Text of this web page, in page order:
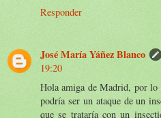
Responder
José María Yáñez Blanco
19:20
Hola amiga de Madrid, por lo
podría ser un ataque de un
que se trataría con un